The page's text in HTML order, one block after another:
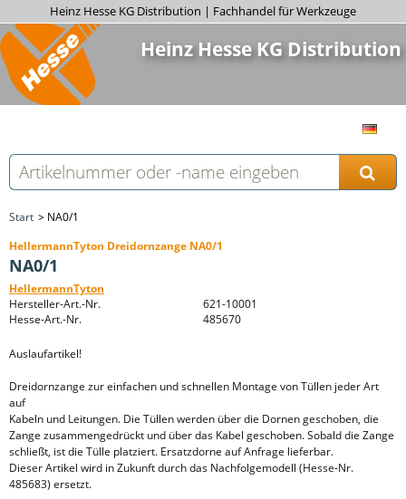
Heinz Hesse KG Distribution | Fachhandel für Werkzeuge
Heinz Hesse KG Distribution
Start
NA0/1
HellermannTyton Dreidornzange NA0/1
NA0/1
HellermannTyton
Hersteller-Art.-Nr.
621-10001
Hesse-Art.-Nr.
485670
Auslaufartikel!
Dreidornzange zur einfachen und schnellen Montage von Tüllen jeder Art
auf
Kabeln und Leitungen. Die Tüllen werden über die Dornen geschoben, die
Zange zusammengedrückt und über das Kabel geschoben. Sobald die Zange
schließt, ist die Tülle platziert. Ersatzdorne auf Anfrage lieferbar.
Dieser Artikel wird in Zukunft durch das Nachfolgemodell (Hesse-Nr.
485683) ersetzt.